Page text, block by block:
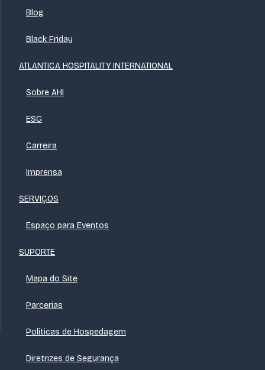
Blog
Black Friday
ATLANTICA HOSPITALITY INTERNATIONAL
Sobre AHI
ESG
Carreira
Imprensa
SERVIÇOS
Espaço para Eventos
SUPORTE
Mapa do Site
Parcerias
Políticas de Hospedagem
Diretrizes de Segurança